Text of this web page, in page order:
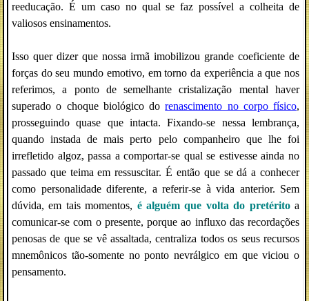
reeducação. É um caso no qual se faz possível a colheita de
valiosos ensinamentos.
Isso quer dizer que nossa irmã imobilizou grande coeficiente de
forças do seu mundo emotivo, em torno da experiência a que nos
referimos, a ponto de semelhante cristalização mental haver
superado o choque biológico dorenascimento no corpo físico,
prosseguindo quase que intacta. Fixando-se nessa lembrança,
quando instada de mais perto pelo companheiro que lhe foi
irrefletido algoz, passa a comportar-se qual se estivesse ainda no
passado que teima em ressuscitar. É então que se dá a conhecer
como personalidade diferente, a referir-se à vida anterior. Sem
dúvida, em tais momentos, é alguém que volta do pretéritoa
comunicar-se com o presente, porque ao influxo das recordações
penosas de que se vê assaltada, centraliza todos os seus recursos
mnemônicos tão-somente no ponto nevrálgico em que viciou o
pensamento.